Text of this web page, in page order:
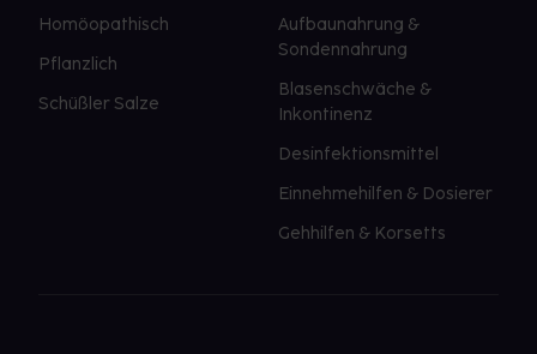
Homöopathisch
Pflanzlich
Schüßler Salze
Aufbaunahrung &
Sondennahrung
Blasenschwäche &
Inkontinenz
Desinfektionsmittel
Einnehmehilfen & Dosierer
Gehhilfen & Korsetts